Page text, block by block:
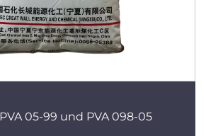
05-99 und PVA 098-05